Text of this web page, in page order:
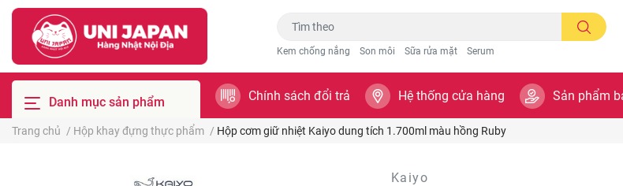
Kem chống nắng Son môi Sữa rửa mặt Serum
Danh mục sản phẩm Chính sách đổi trả Hệ thống cửa hàng Sản phẩm
Trang chủ / Hộp khay đựng thực phẩm / Hộp cơm giữ nhiệt Kaiyo dung tích 1.700ml màu hồng Ruby
Kaiyo